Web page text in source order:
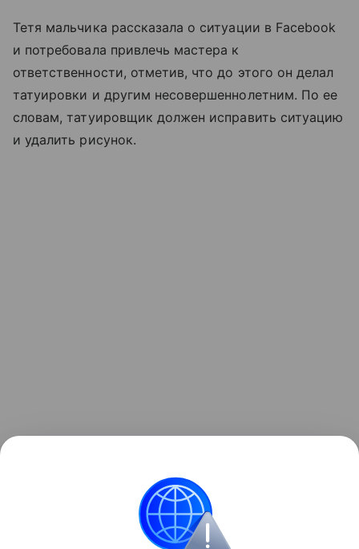
Тетя мальчика рассказала о ситуации в Facebook
и потребовала привлечь мастера к
ответственности, отметив, что до этого он делал
татуировки и другим несовершеннолетним. По ее
словам, татуировщик должен исправить ситуацию
и удалить рисунок.
Сам мальчик признался, что теперь жалеет о